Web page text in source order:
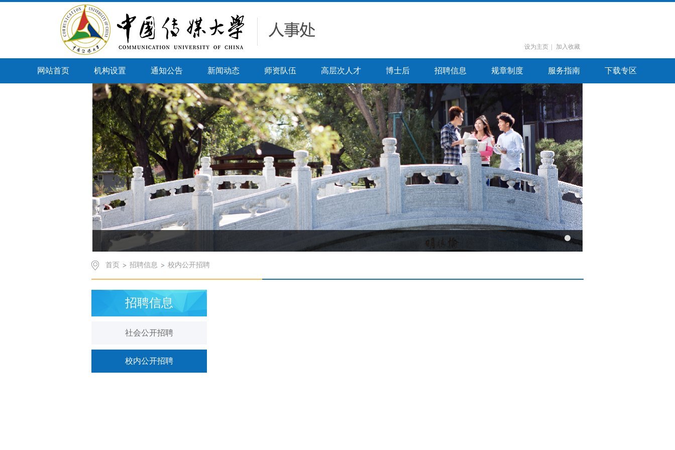
设为主页 加入收藏
网站首页 机构设置 通知公告 新闻动态 师资队伍 高层次人才 博士后 招聘信息 规章制度 服务指南 下载专区
首页 招聘信息 校内公开招聘
招聘信息
社会公开招聘
校内公开招聘